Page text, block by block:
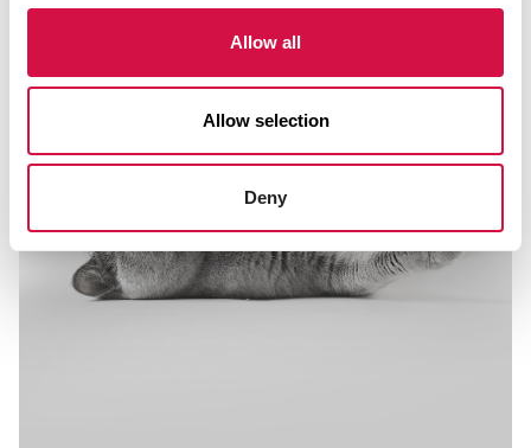
Allow all
Allow selection
Deny